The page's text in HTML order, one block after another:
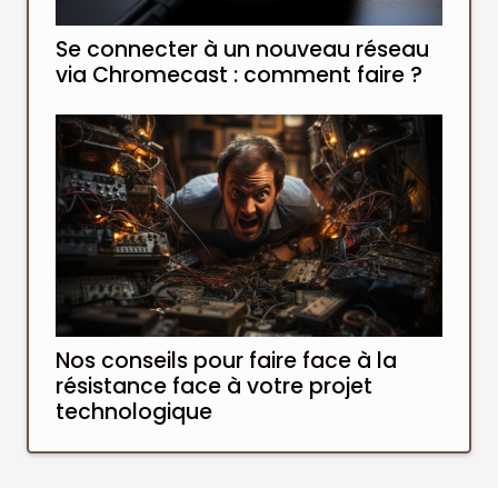
Se connecter à un nouveau réseau
via Chromecast : comment faire ?
Nos conseils pour faire face à la
résistance face à votre projet
technologique